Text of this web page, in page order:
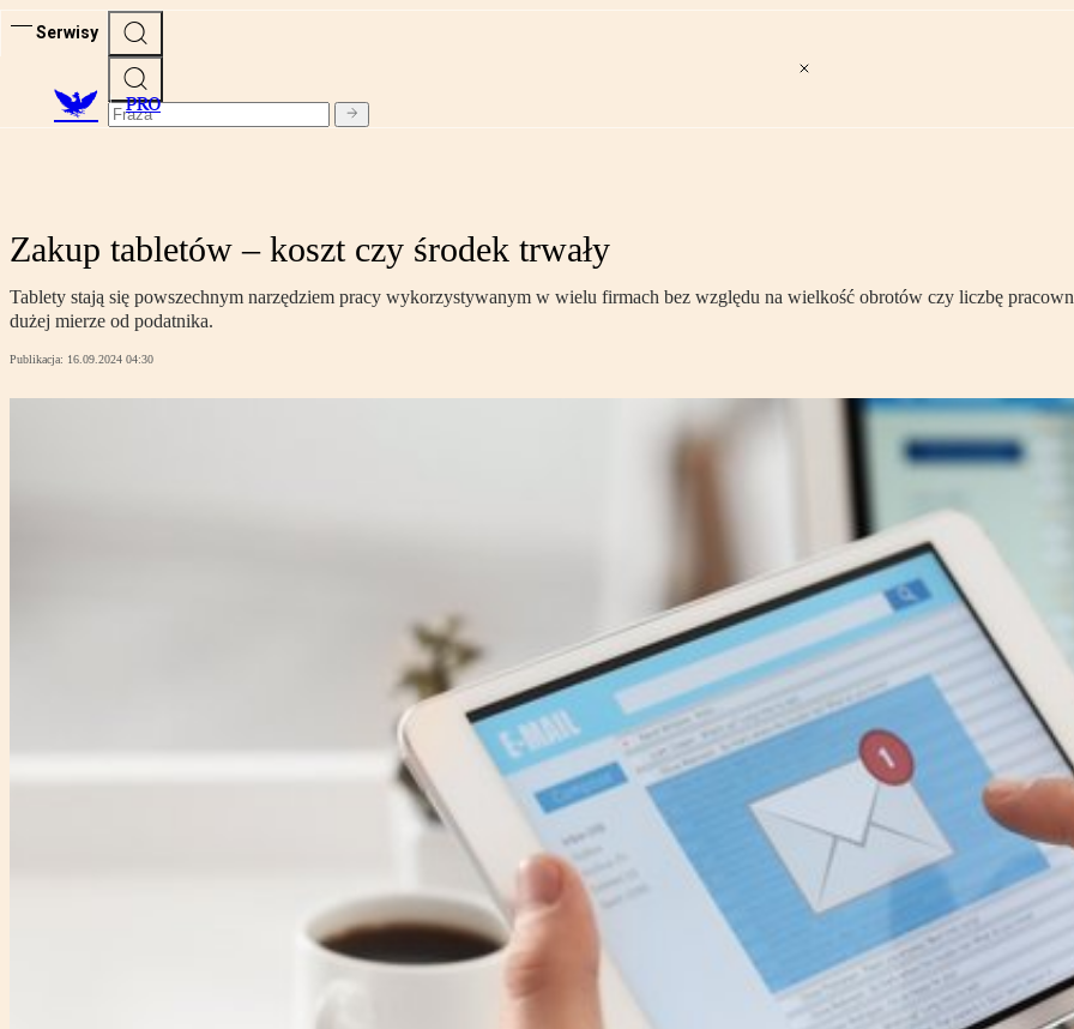
Serwisy
PRO
Zakup tabletów – koszt czy środek trwały
Tablety stają się powszechnym narzędziem pracy wykorzystywanym w wielu firmach bez względu na wielkość obrotów czy liczbę
dużej mierze od podatnika.
Publikacja: 16.09.2024 04:30